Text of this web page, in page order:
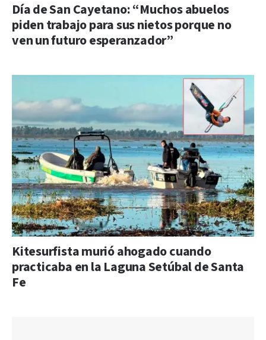
Día de San Cayetano: “Muchos abuelos
piden trabajo para sus nietos porque no
ven un futuro esperanzador”
Kitesurfista murió ahogado cuando
practicaba en la Laguna Setúbal de Santa
Fe